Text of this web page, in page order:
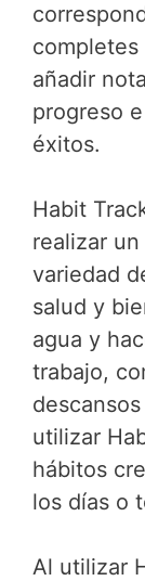
añadir
progreso
éxitos.
Habit
realizar
variedad
salud y
agua y
trabajo,
utilizar
hábitos
los días o
Al utilizar